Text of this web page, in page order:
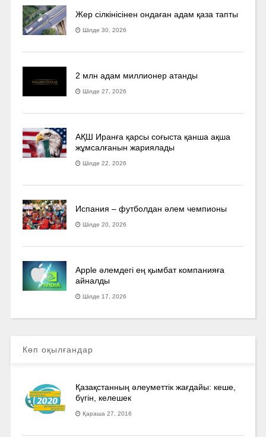
Жер сілкінісінен ондаған адам қаза тапты
Шілде 30, 2026
2 млн адам миллионер атанды
Шілде 27, 2026
АҚШ Иранға қарсы соғыста қанша ақша
жұмсалғанын жариялады
Шілде 22, 2026
Испания – футболдан әлем чемпионы
Шілде 20, 2026
Apple әлемдегі ең қымбат компанияға
айналды
Шілде 17, 2026
Көп оқылғандар
Қазақстанның әлеуметтік жағдайы: кеше,
бүгін, келешек
Қараша 27, 2016